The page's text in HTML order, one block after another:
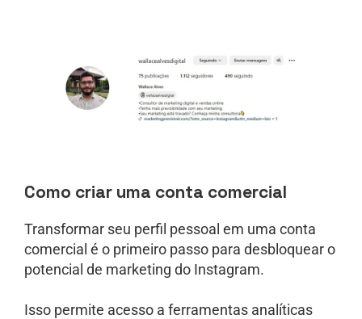
Como criar uma conta comercial
Transformar seu perfil pessoal em uma conta
comercial é o primeiro passo para desbloquear o
potencial de marketing do Instagram.
Isso permite acesso a ferramentas analíticas